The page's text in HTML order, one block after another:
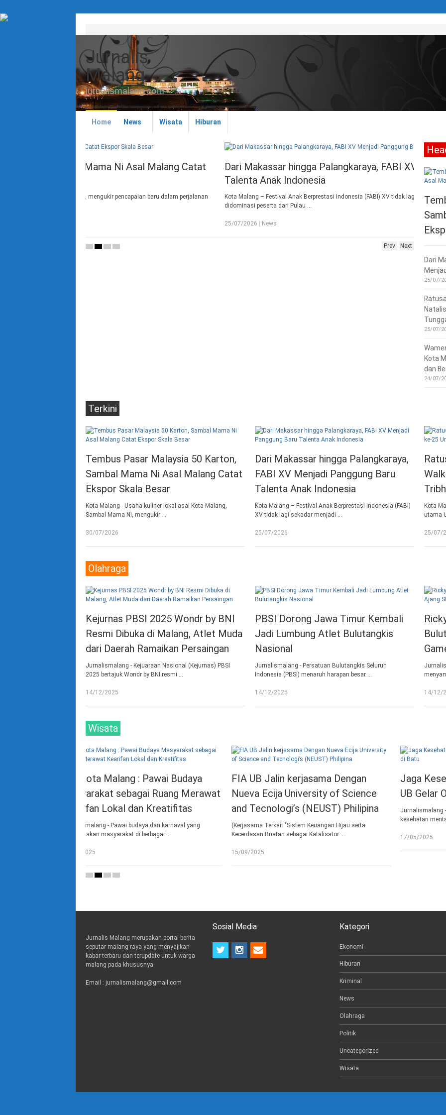
Jurnalis
Malang
jurnalismalang.com
Home News Wisata Hiburan
Dari Makassar hingga Palangkaraya, FABI XV Menjadi Panggung Baru
Kota Malang – Festival Anak Berprestasi Indonesia (FABI) XV tidak lagi sekadar menjadi ajang kompetisi akademik yang Kota
nampak
Prev Next
Dari
25/07/
25/07/
Kota
dan
24/07/
Terkini
Tembus Pasar Malaysia 50 Karton,
Sambal Mama Ni Asal Malang Catat
Ekspor Skala Besar
Kota Malang - ​Usaha kuliner lokal asal Kota Malang,
Sambal Mama Ni, mengukir …
30/07/2026
Dari Makassar hingga Palangkaraya,
FABI XV Menjadi Panggung Baru
Talenta Anak Indonesia
Kota Malang – Festival Anak Berprestasi Indonesia (FABI)
XV tidak lagi sekadar menjadi …
25/07/2026
Kota
utama
25/07/
Olahraga
Kejurnas PBSI 2025 Wondr by BNI
Resmi Dibuka di Malang, Atlet Muda
dari Daerah Ramaikan Persaingan
Jurnalismalang - Kejuaraan Nasional (Kejurnas) PBSI
2025 bertajuk Wondr by BNI resmi …
14/12/2025
PBSI Dorong Jawa Timur Kembali
Jadi Lumbung Atlet Bulutangkis
Nasional
Jurnalismalang - Persatuan Bulutangkis Seluruh
Indonesia (PBSI) menaruh harapan besar …
14/12/2025 14/12/
Wisata
FIA UB Jalin kerjasama Dengan
Nueva Ecija University of Science
and Tecnologi’s (NEUST) Philipina
(Kerjasama Terkait "Sistem Keuangan Hijau serta
Kecerdasan Buatan sebagai Katalisator …
15/09/2025
Jaga Kesehatan Mental, DWP FPIK
UB Gelar Outbound di Batu
Jurnalismalang - Sebagai wujud kepedulian terhadap
17/05/2025
(Jatim
31/03/
Jurnalis Malang merupakan portal berita
seputar malang raya yang menyajikan
kabar terbaru dan terupdate untuk warga
malang pada khususnya
Email : jurnalismalang@gmail.com
Sosial Media
t
i
n
e
m
Kategori
Ekonomi
Hiburan
Kriminal
News
Olahraga
Politik
Uncategorized
Wisata